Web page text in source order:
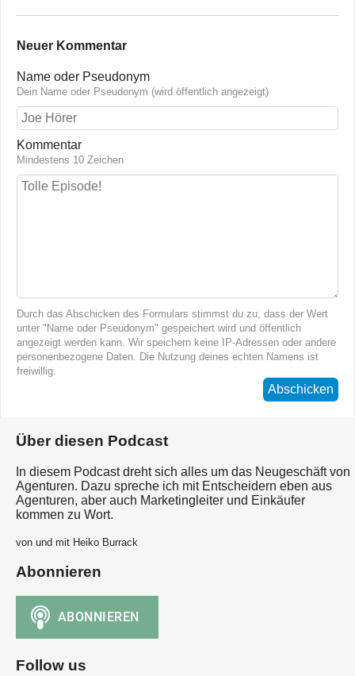
Neuer Kommentar
Name oder Pseudonym
Dein Name oder Pseudonym (wird öffentlich angezeigt)
Kommentar
Mindestens 10 Zeichen
Durch das Abschicken des Formulars stimmst du zu, dass der Wert
unter "Name oder Pseudonym" gespeichert wird und öffentlich
angezeigt werden kann. Wir speichern keine IP-Adressen oder andere
personenbezogene Daten. Die Nutzung deines echten Namens ist
freiwillig.
Abschicken
Über diesen Podcast
In diesem Podcast dreht sich alles um das Neugeschäft von
Agenturen. Dazu spreche ich mit Entscheidern eben aus
Agenturen, aber auch Marketingleiter und Einkäufer
kommen zu Wort.
von und mit Heiko Burrack
Abonnieren
Follow us